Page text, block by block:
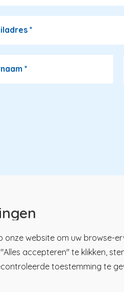
*
*
onze website om uw browse-
accepteren" te klikken,
toestemming te
Over KP
Nieuws en